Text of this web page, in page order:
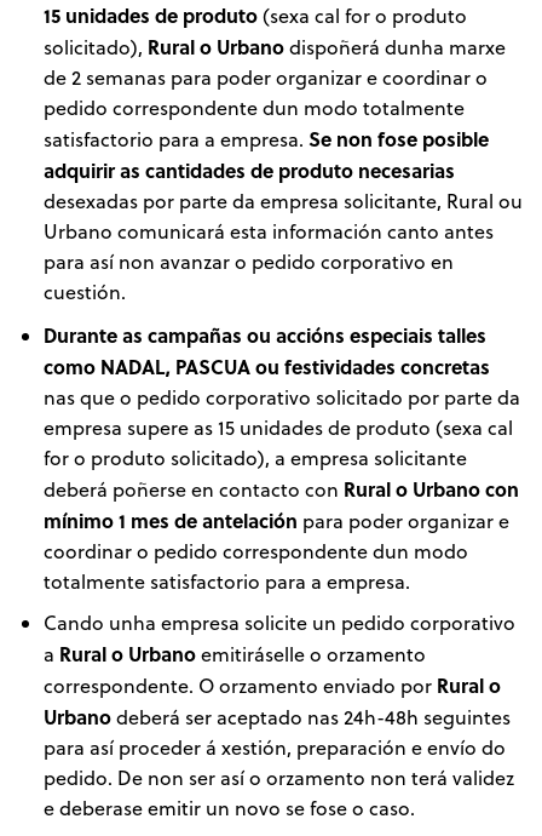
15 unidades de produto(sexa cal for o produto
solicitado), Rural o Urbanodispoñerá dunha marxe
de 2 semanas para poder organizar e coordinar o
pedido correspondente dun modo totalmente
satisfactorio para a empresa. Se non fose posible
adquirir as cantidades de produto necesarias
desexadas por parte da empresa solicitante, Rural ou
Urbano comunicará esta información canto antes
para así non avanzar o pedido corporativo en
cuestión.
Durante as campañas ou accións especiais talles
como NADAL, PASCUA ou festividades concretas
nas que o pedido corporativo solicitado por parte da
empresa supere as 15 unidades de produto (sexa cal
for o produto solicitado), a empresa solicitante
deberá poñerse en contacto con Rural o Urbanocon
mínimo 1 mes de antelación para poder organizar e
coordinar o pedido correspondente dun modo
totalmente satisfactorio para a empresa.
Cando unha empresa solicite un pedido corporativo
a Rural o Urbanoemitiráselle o orzamento
correspondente. O orzamento enviado por Rural o
Urbanodeberá ser aceptado nas 24h-48h seguintes
para así proceder á xestión, preparación e envío do
pedido. De non ser así o orzamento non terá validez
e deberase emitir un novo se fose o caso.